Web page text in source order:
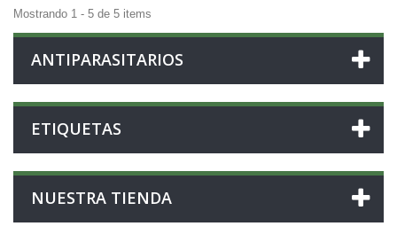
Mostrando 1 - 5 de 5 items
ANTIPARASITARIOS
ETIQUETAS
NUESTRA TIENDA